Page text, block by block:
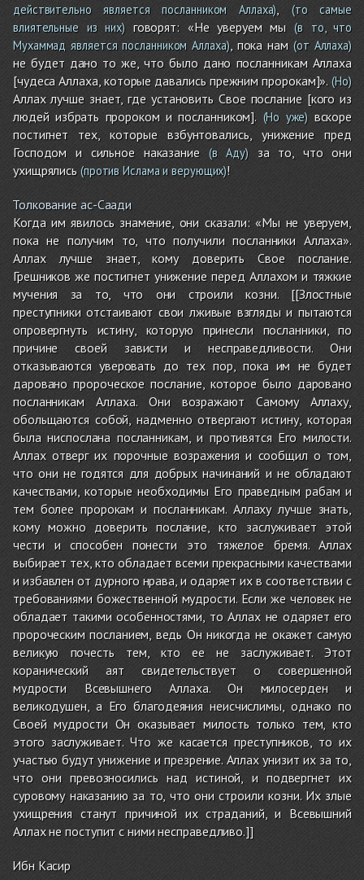
действительно является посланником Аллаха)
(то самые
влиятельные из них)говорят: «Не уверуем мы (в то, что
Мухаммад является посланником Аллаха), пока нам(от Аллаха)
не будет дано то же, что было дано посланникам Аллаха
[чудеса Аллаха, которые давались прежним пророкам]». (Но)
Аллах лучше знает, где установить Свое послание [кого из
людей избрать пророком и посланником]. (Но уже) вскоре
постигнет тех, которые взбунтовались, унижение пред
Господом и сильное наказание(в Аду)за то, что они
ухищрялись (против Ислама и верующих)!
Толкование ас-Саади
Когда им явилось знамение, они сказали: «Мы не уверуем,
пока не получим то, что получили посланники Аллаха».
Аллах лучше знает, кому доверить Свое послание.
Грешников же постигнет унижение перед Аллахом и тяжкие
мучения за то, что они строили козни. [[Злостные
преступники отстаивают свои лживые взгляды и пытаются
опровергнуть истину, которую принесли посланники, по
причине своей зависти и несправедливости. Они
отказываются уверовать до тех пор, пока им не будет
даровано пророческое послание, которое было даровано
посланникам Аллаха. Они возражают Самому Аллаху,
обольщаются собой, надменно отвергают истину, которая
была ниспослана посланникам, и противятся Его милости.
Аллах отверг их порочные возражения и сообщил о том,
что они не годятся для добрых начинаний и не обладают
качествами, которые необходимы Его праведным рабам и
тем более пророкам и посланникам. Аллаху лучше знать,
кому можно доверить послание, кто заслуживает этой
чести и способен понести это тяжелое бремя. Аллах
выбирает тех, кто обладает всеми прекрасными качествами
и избавлен от дурного нрава, и одаряет их в соответствии с
требованиями божественной мудрости. Если же человек не
обладает такими особенностями, то Аллах не одаряет его
пророческим посланием, ведь Он никогда не окажет самую
великую почесть тем, кто ее не заслуживает. Этот
коранический аят свидетельствует о совершенной
мудрости Всевышнего Аллаха. Он милосерден и
великодушен, а Его благодеяния неисчислимы, однако по
Своей мудрости Он оказывает милость только тем, кто
этого заслуживает. Что же касается преступников, то их
участью будут унижение и презрение. Аллах унизит их за то,
что они превозносились над истиной, и подвергнет их
суровому наказанию за то, что они строили козни. Их злые
ухищрения станут причиной их страданий, и Всевышний
Аллах не поступит с ними несправедливо.]]
Ибн Касир